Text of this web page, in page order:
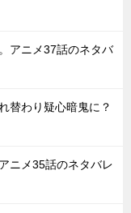
アニメ37話のネタバ
替わり疑心暗鬼に？
ニメ35話のネタバレ